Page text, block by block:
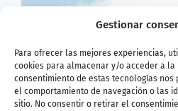
Gestionar
Para ofrecer las mejores experiencias,
cookies para almacenar y/o acceder a
consentimiento de estas tecnologías
el comportamiento de navegación o las
sitio. No consentir o retirar el